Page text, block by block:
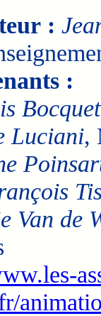
:
:
Bocquet
Luciani,
Van de